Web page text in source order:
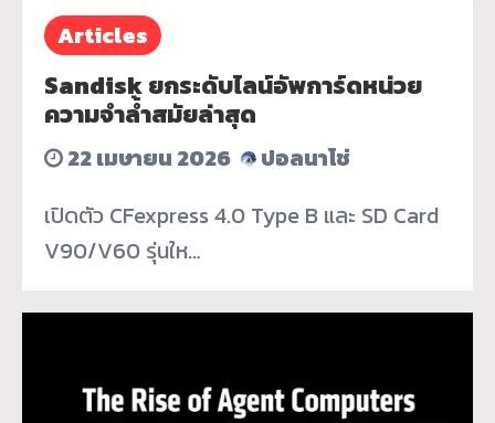
Articles
Sandisk ยกระดับไลน์อัพการ์ดหน่วย
ความจำล้ำสมัยล่าสุด
22 เมษายน 2026
ปอลนาโช่
เปิดตัว CFexpress 4.0 Type B และ SD Card
V90/V60 รุ่นให…